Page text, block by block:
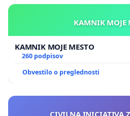
KAMNIK MOJE MESTO
260 podpisov
Obvestilo o preglednosti
CIVILNA INICIATIVA